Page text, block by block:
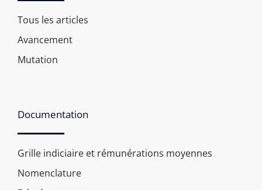
Tous les articles
Avancement
Mutation
Documentation
Grille indiciaire et rémunérations moyennes
Nomenclature